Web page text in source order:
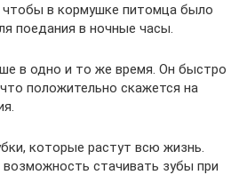
в кормушке питомца было
поедания в ночные часы.
в одно и то же время. Он быстро
положительно скажется на
которые растут всю жизнь.
стачивать зубы при